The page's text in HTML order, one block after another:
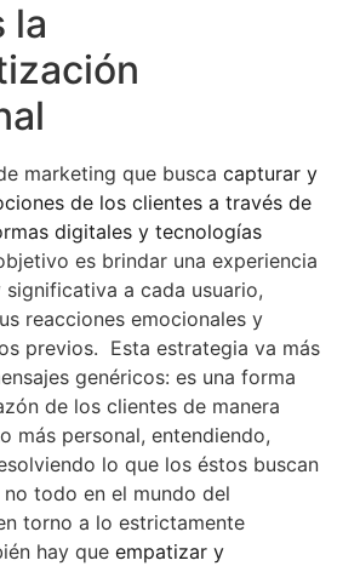
la
marketing que busca capturar y
de los clientes a través de
digitales y tecnologías
es brindar una experiencia
significativa a cada usuario,
reacciones emocionales y
previos. Esta estrategia va más
genéricos: es una forma
de los clientes de manera
más personal, entendiendo,
lo que los éstos buscan
no todo en el mundo del
torno a lo estrictamente
hay que empatizar y